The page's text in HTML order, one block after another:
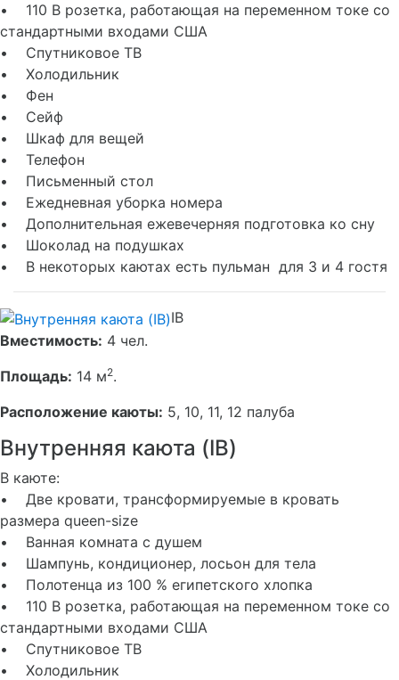
• 110 В розетка, работающая на переменном токе со
стандартными входами США
• Спутниковое ТВ
• Холодильник
• Фен
• Сейф
• Шкаф для вещей
• Телефон
• Письменный стол
• Ежедневная уборка номера
• Дополнительная ежевечерняя подготовка ко сну
• Шоколад на подушках
• В некоторых каютах есть пульман для 3 и 4 гостя
IB
Вместимость: 4 чел.
Площадь: 14 м2.
Расположение каюты: 5, 10, 11, 12 палуба
Внутренняя каюта (IB)
В каюте:
• Две кровати, трансформируемые в кровать
размера queen-size
• Ванная комната с душем
• Шампунь, кондиционер, лосьон для тела
• Полотенца из 100 % египетского хлопка
• 110 В розетка, работающая на переменном токе со
стандартными входами США
• Спутниковое ТВ
• Холодильник